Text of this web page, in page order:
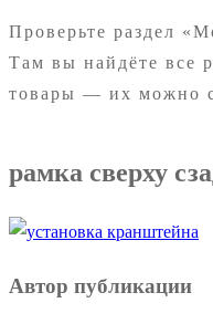
Проверьте раздел
Там вы найдёте все
товары — их можно
рамка сверху
Автор публикации